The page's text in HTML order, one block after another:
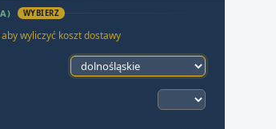
WYBIERZ
wyliczyć koszt dostawy